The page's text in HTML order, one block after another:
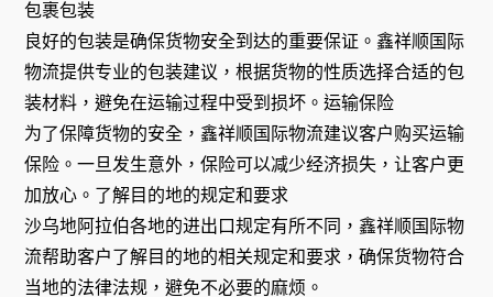
包裹包装
良好的包装是确保货物安全到达的重要保证。鑫祥顺国际
物流提供专业的包装建议，根据货物的性质选择合适的包
装材料，避免在运输过程中受到损坏。运输保险
为了保障货物的安全，鑫祥顺国际物流建议客户购买运输
保险。一旦发生意外，保险可以减少经济损失，让客户更
加放心。了解目的地的规定和要求
沙乌地阿拉伯各地的进出口规定有所不同，鑫祥顺国际物
流帮助客户了解目的地的相关规定和要求，确保货物符合
当地的法律法规，避免不必要的麻烦。